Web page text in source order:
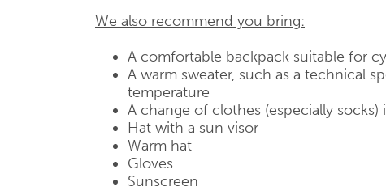
We also recommend you bring:
A comfortable backpack suitable for
A warm sweater, such as a technical
temperature
A change of clothes (especially
Hat with a sun visor
Warm hat
Gloves
Sunscreen